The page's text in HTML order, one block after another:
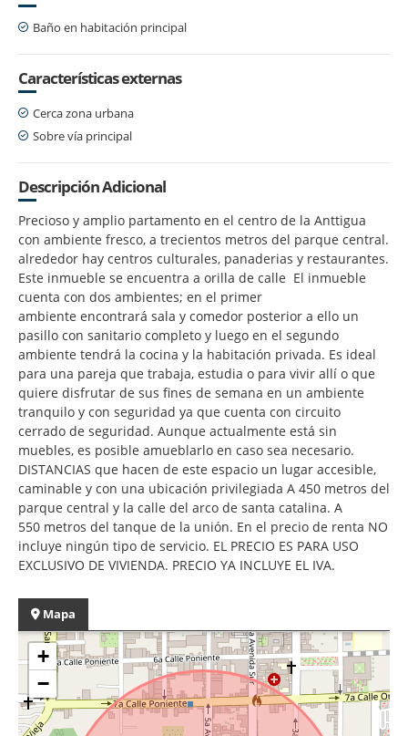
Baño en habitación principal
Características externas
Cerca zona urbana
Sobre vía principal
Descripción Adicional
Precioso y amplio partamento en el centro de la Anttigua
con ambiente fresco, a trecientos metros del parque central.
alrededor hay centros culturales, panaderias y restaurantes.
Este inmueble se encuentra a orilla de calle El inmueble
cuenta con dos ambientes; en el primer
ambiente encontrará sala y comedor posterior a ello un
pasillo con sanitario completo y luego en el segundo
ambiente tendrá la cocina y la habitación privada. Es ideal
para una pareja que trabaja, estudia o para vivir allí o que
quiere disfrutar de sus fines de semana en un ambiente
tranquilo y con seguridad ya que cuenta con circuito
cerrado de seguridad. Aunque actualmente está sin
muebles, es posible amueblarlo en caso sea necesario.
DISTANCIAS que hacen de este espacio un lugar accesible,
caminable y con una ubicación privilegiada A 450 metros del
parque central y la calle del arco de santa catalina. A
550 metros del tanque de la unión. En el precio de renta NO
incluye ningún tipo de servicio. EL PRECIO ES PARA USO
EXCLUSIVO DE VIVIENDA. PRECIO YA INCLUYE EL IVA.
Mapa
+
−